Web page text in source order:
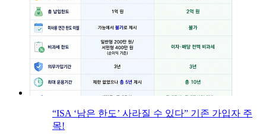
“ISA ‘남은 한도’ 사라질 수 있다” 기존 가입자 주
목!